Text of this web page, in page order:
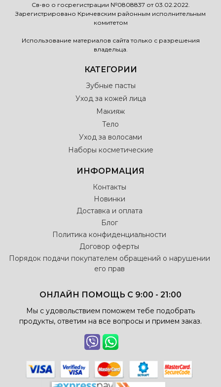
Св-во о госрегистрации №0808837 от 03.02.2022.
Зарегистрировано Кричевским районным исполнительным
комитетом
Использование материалов сайта только с разрешения
владельца.
КАТЕГОРИИ
Зубные пасты
Уход за кожей лица
Макияж
Тело
Уход за волосами
Наборы косметические
ИНФОРМАЦИЯ
Контакты
Новинки
Доставка и оплата
Блог
Политика конфиденциальности
Договор оферты
Порядок подачи покупателем обращений о нарушении
его прав
ОНЛАЙН ПОМОЩЬ С 9:00 - 21:00
Мы с удовольствием поможем тебе подобрать
продукты, ответим на все вопросы и примем заказ.